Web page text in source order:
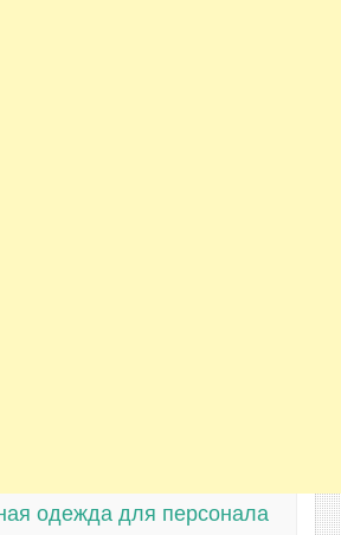
одежда для персонала